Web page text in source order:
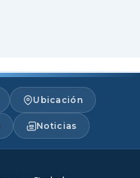
Ubicación
Noticias